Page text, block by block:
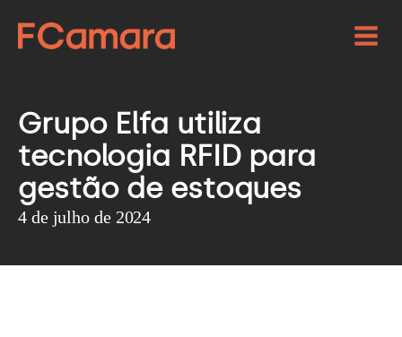
Grupo Elfa utiliza
tecnologia RFID para
gestão de estoques
4 de julho de 2024